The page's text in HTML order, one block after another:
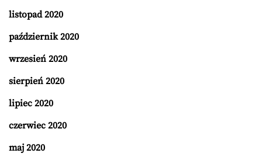
listopad 2020
październik 2020
wrzesień 2020
sierpień 2020
lipiec 2020
czerwiec 2020
maj 2020